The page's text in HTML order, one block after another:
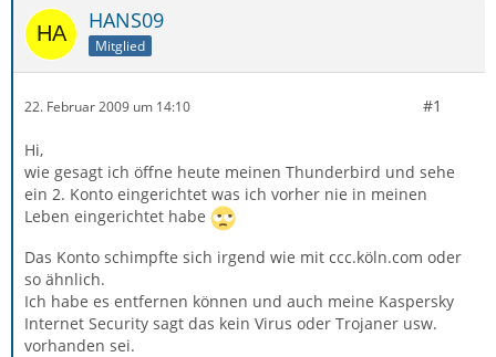
HANS09
Mitglied
22. Februar 2009 um 14:10 #1
Hi,
wie gesagt ich öffne heute meinen Thunderbird und sehe
ein 2. Konto eingerichtet was ich vorher nie in meinen
Leben eingerichtet habe
Das Konto schimpfte sich irgend wie mit ccc.köln.com oder
so ähnlich.
Ich habe es entfernen können und auch meine Kaspersky
Internet Security sagt das kein Virus oder Trojaner usw.
vorhanden sei.